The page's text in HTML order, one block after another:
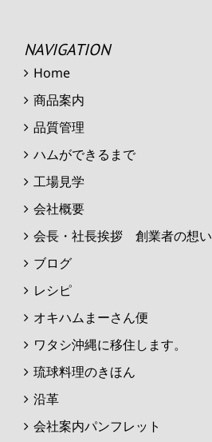
NAVIGATION
Home
商品案内
品質管理
ハムができるまで
工場見学
会社概要
会長・社長挨拶 創業者の想い
ブログ
レシピ
オキハムまーさん便
ワタシ沖縄に移住します。
琉球料理のきほん
沿革
会社案内パンフレット